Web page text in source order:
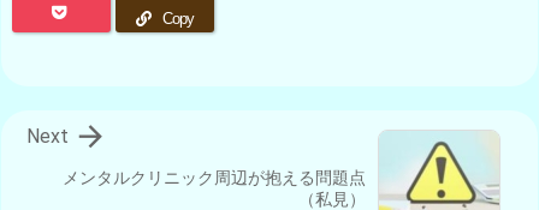
Copy
メンタルクリニック周辺が抱える問題点
（私見）

Next